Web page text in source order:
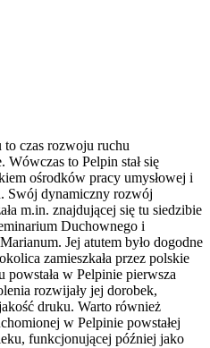
czas rozwoju ruchu
to Pelpin stał się
ośrodków pracy umysłowej i
Swój dynamiczny rozwój
m.in. znajdującej się tu siedzibie
Duchownego i
Jej atutem było dogodne
zamieszkała przez polskie
w Pelpinie pierwsza
rozwijały jej dorobek,
druku. Warto również
w Pelpinie powstałej
funkcjonującej później jako